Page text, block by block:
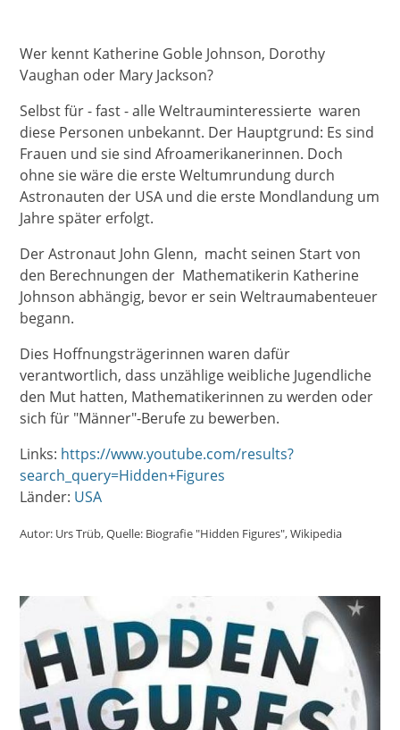
Wer kennt Katherine Goble Johnson, Dorothy
Vaughan oder Mary Jackson?
Selbst für - fast - alle Weltrauminteressierte waren
diese Personen unbekannt. Der Hauptgrund: Es sind
Frauen und sie sind Afroamerikanerinnen. Doch
ohne sie wäre die erste Weltumrundung durch
Astronauten der USA und die erste Mondlandung um
Jahre später erfolgt.
Der Astronaut John Glenn, macht seinen Start von
den Berechnungen der Mathematikerin Katherine
Johnson abhängig, bevor er sein Weltraumabenteuer
begann.
Dies Hoffnungsträgerinnen waren dafür
verantwortlich, dass unzählige weibliche Jugendliche
den Mut hatten, Mathematikerinnen zu werden oder
sich für "Männer"-Berufe zu bewerben.
Links: https://www.youtube.com/results?
search_query=Hidden+Figures
Länder: USA
Autor: Urs Trüb Quelle: Biografie "Hidden Figures" Wikipedia